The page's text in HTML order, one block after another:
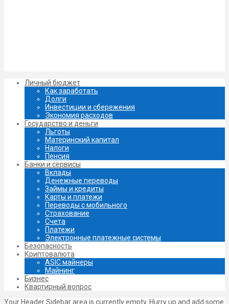
Личный бюджет
Как заработать
Долги
Инвестиции и сбережения
Экономия расходов
Государство и деньги
Льготы
Материнский капитал
Налоги
Пенсия
Банки и сервисы
Вклады
Денежные переводы
Займы и кредиты
Карты и платежи
Переводы с мобильного
Страхование
Счета
Платежи
Электронные платежные системы
Безопасность
Криптовалюта
ASIC майнеры
Майнинг
Бизнес
Квартирный вопрос
Your Header Sidebar area is currently empty. Hurry up and add some